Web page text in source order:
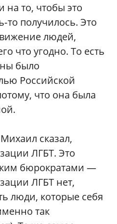
на то, чтобы это
получилось. Это
людей,
что угодно. То есть
было
Российской
что она была
сказал,
ЛГБТ. Это
бюрократами —
ЛГБТ нет,
люди, которые себя
так